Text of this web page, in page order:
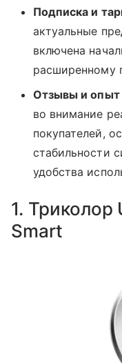
Подписка и
актуальные
включена
расширенному
Отзывы и опыт
во внимание
покупателей,
стабильности
удобства
1. Триколор
Smart